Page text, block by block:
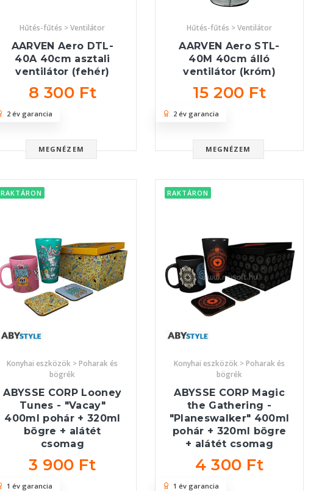
Hűtés-fűtés > Ventilátor
AARVEN Aero DTL-
40A 40cm asztali
ventilátor (fehér)
8 300 Ft
MEGNÉZEM
2 év garancia
Hűtés-fűtés > Ventilátor
AARVEN Aero STL-
40M 40cm álló
ventilátor (króm)
15 200 Ft
MEGNÉZEM
2 év garancia
RAKTÁRON
Konyhai eszközök > Poharak és
bögrék
ABYSSE CORP Looney
Tunes - "Vacay"
400ml pohár + 320ml
bögre + alátét
csomag
3 900 Ft
1 év garancia
RAKTÁRON
Konyhai eszközök > Poharak és
bögrék
ABYSSE CORP Magic
the Gathering -
"Planeswalker" 400ml
pohár + 320ml bögre
+ alátét csomag
4 300 Ft
1 év garancia